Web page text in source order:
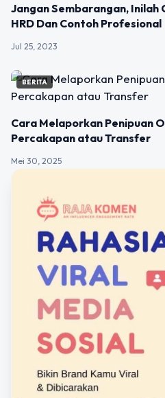
Jangan Sembarangan, Inilah
HRD Dan Contoh Profesional
Jul 25, 2023
BERITA
Cara Melaporkan Penipuan
Percakapan atau Transfer
Mei 30, 2025